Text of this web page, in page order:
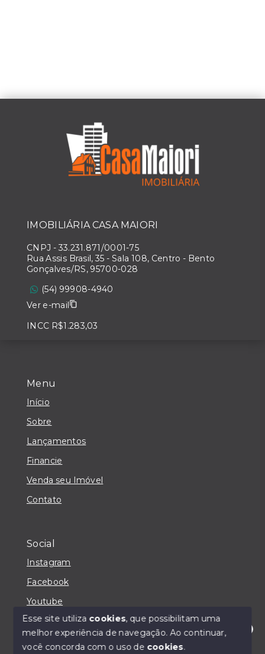
Olá! Estou disponível para te ajudar.
Menu
Início
Sobre
Lançamentos
Financie
Venda seu Imóvel
Contato
Social
Instagram
Facebook
Youtube
© Copyright 2026 - IMOBILIÁRIA CASA MAIORI -
IMOBILIÁRIA CASA MAIORI
CNPJ - 33.231.871/0001-75
Rua Assis Brasil, 35 - Sala 108, Centro - Bento
Gonçalves/RS, 95700-028
(54) 99908-4940
Ver e-mail
INCC R$1.283,03
Esse site utiliza cookies, que possibilitam uma
melhor experiência de navegação.Ao continuar,
você concorda com o uso de cookies.